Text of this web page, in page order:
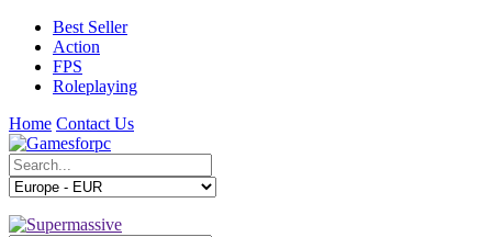
Best Seller
Action
FPS
Roleplaying
Home Contact Us